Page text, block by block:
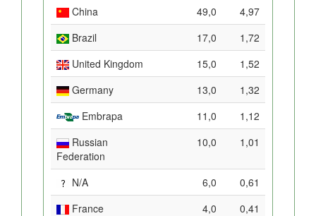
China 49,0
4,97
Brazil
17,0
1,72
United Kingdom
15,0
1,52
Germany
13,0
1,32
Embrapa
11,0
1,12
Russian
Federation
10,0 1,01
N/A 6,0
0,61
France
4,0
0,41